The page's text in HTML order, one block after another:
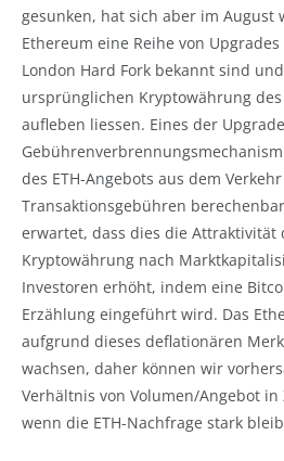
gesunken, hat sich aber im August
Ethereum eine Reihe von
London Hard Fork bekannt sind
ursprünglichen Kryptowährung
aufleben liessen. Eines der
des ETH-Angebots aus dem
Transaktionsgebühren
erwartet, dass dies die Attraktivität
Kryptowährung nach
Investoren erhöht, indem eine
Erzählung eingeführt wird. Das
aufgrund dieses deflationären
wachsen, daher können wir
Verhältnis von Volumen/Angebot
wenn die ETH-Nachfrage stark